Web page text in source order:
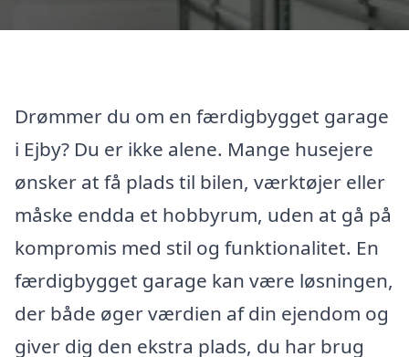
Drømmer du om en færdigbygget garage
i Ejby? Du er ikke alene. Mange husejere
ønsker at få plads til bilen, værktøjer eller
måske endda et hobbyrum, uden at gå på
kompromis med stil og funktionalitet. En
færdigbygget garage kan være løsningen,
der både øger værdien af din ejendom og
giver dig den ekstra plads, du har brug